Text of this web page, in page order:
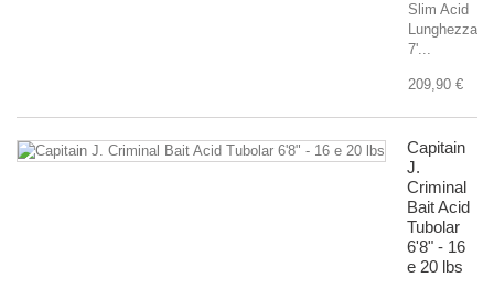
Slim Acid
Lunghezza
7'...
209,90 €
Capitain
J.
Criminal
Bait Acid
Tubolar
6'8" - 16
e 20 lbs